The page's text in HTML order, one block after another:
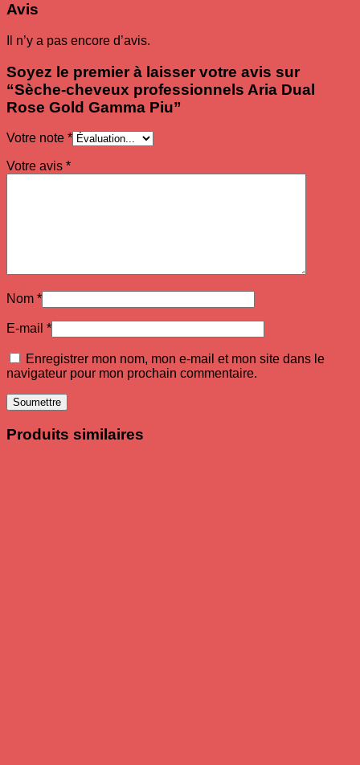
Avis
Il n’y a pas encore d’avis.
Soyez le premier à laisser votre avis sur
“Sèche-cheveux professionnels Aria Dual
Rose Gold Gamma Piu”
Votre note *
Votre avis *
Nom *
E-mail *
Enregistrer mon nom, mon e-mail et mon site dans le
navigateur pour mon prochain commentaire.
Produits similaires